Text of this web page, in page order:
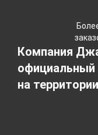
Компания
официальный
на